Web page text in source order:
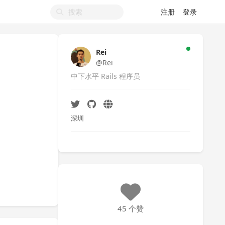
注册 登录
Rei
@Rei
中下水平 Rails 程序员
深圳
45 个赞